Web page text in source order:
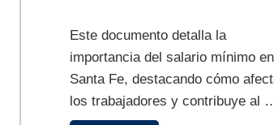
Este documento detalla la
importancia del salario mínimo en
Santa Fe, destacando cómo
los trabajadores y contribuye al